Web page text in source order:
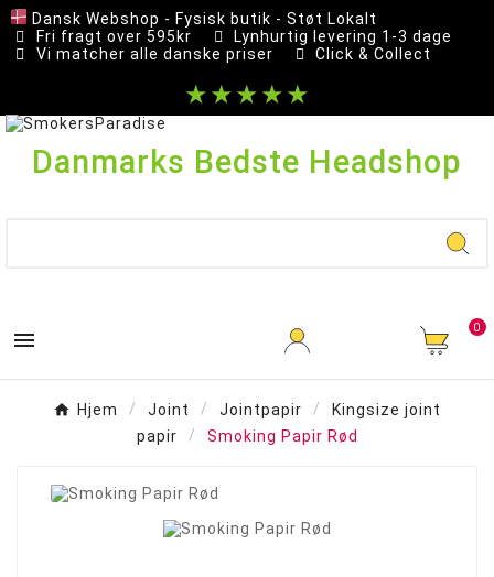
Dansk Webshop - Fysisk butik - Støt Lokalt
Fri fragt over 595kr
Lynhurtig levering 1-3 dage
Vi matcher alle danske priser
Click & Collect
★★★★★
Danmarks Bedste Headshop
 0
Hjem Joint Jointpapir
Kingsize joint
papir
Smoking Papir Rød